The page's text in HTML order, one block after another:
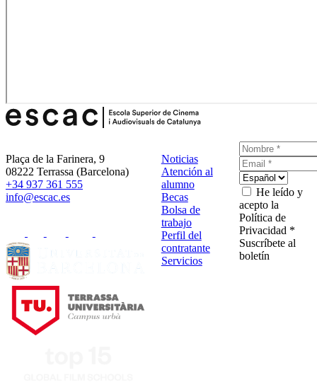
Plaça de la Farinera, 9
08222 Terrassa (Barcelona)
+34 937 361 555
info@escac.es
Noticias
Atención al
alumno
Becas
Bolsa de
trabajo
Perfil del
contratante
Servicios
He leído y
acepto la
Política de
Privacidad *
Suscríbete al
boletín